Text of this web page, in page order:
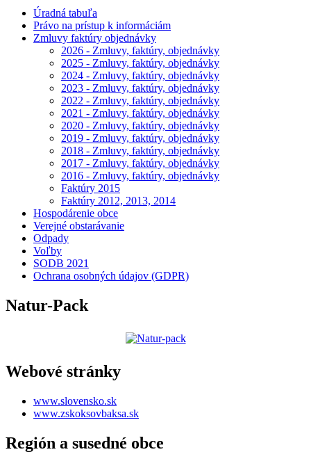
Úradná tabuľa
Právo na prístup k informáciám
Zmluvy faktúry objednávky
2026 - Zmluvy, faktúry, objednávky
2025 - Zmluvy, faktúry, objednávky
2024 - Zmluvy, faktúry, objednávky
2023 - Zmluvy, faktúry, objednávky
2022 - Zmluvy, faktúry, objednávky
2021 - Zmluvy, faktúry, objednávky
2020 - Zmluvy, faktúry, objednávky
2019 - Zmluvy, faktúry, objednávky
2018 - Zmluvy, faktúry, objednávky
2017 - Zmluvy, faktúry, objednávky
2016 - Zmluvy, faktúry, objednávky
Faktúry 2015
Faktúry 2012, 2013, 2014
Hospodárenie obce
Verejné obstarávanie
Odpady
Voľby
SODB 2021
Ochrana osobných údajov (GDPR)
Natur-Pack
Webové stránky
www.slovensko.sk
www.zskoksovbaksa.sk
Región a susedné obce